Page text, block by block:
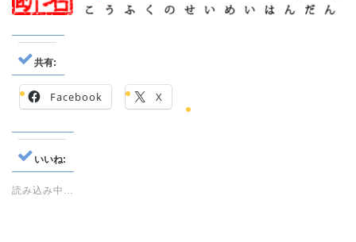
共有:
Facebook X
いいね:
読み込み中…